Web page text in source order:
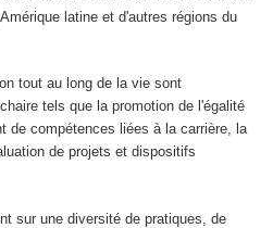
latine et d'autres régions du
tout au long de la vie sont
tels que la promotion de l'égalité
de compétences liées à la carrière, la
de projets et dispositifs
sur une diversité de pratiques, de